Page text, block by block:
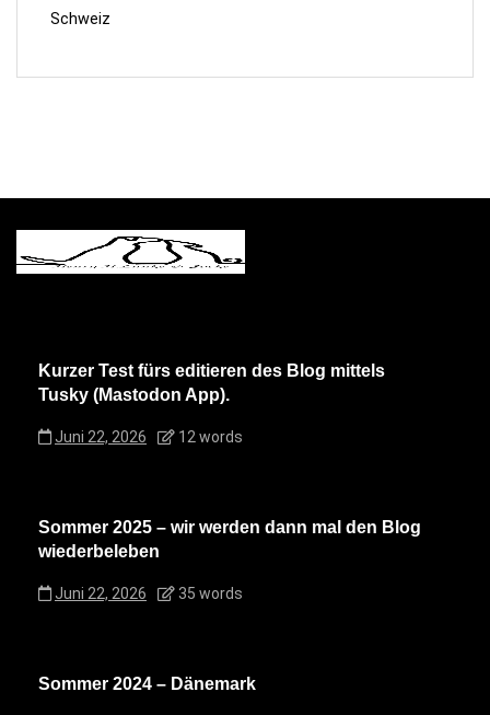
Schweiz
Kurzer Test fürs editieren des Blog mittels
Tusky (Mastodon App).
Juni 22, 2026 12 words
Sommer 2025 – wir werden dann mal den Blog
wiederbeleben
Juni 22, 2026 35 words
Sommer 2024 – Dänemark